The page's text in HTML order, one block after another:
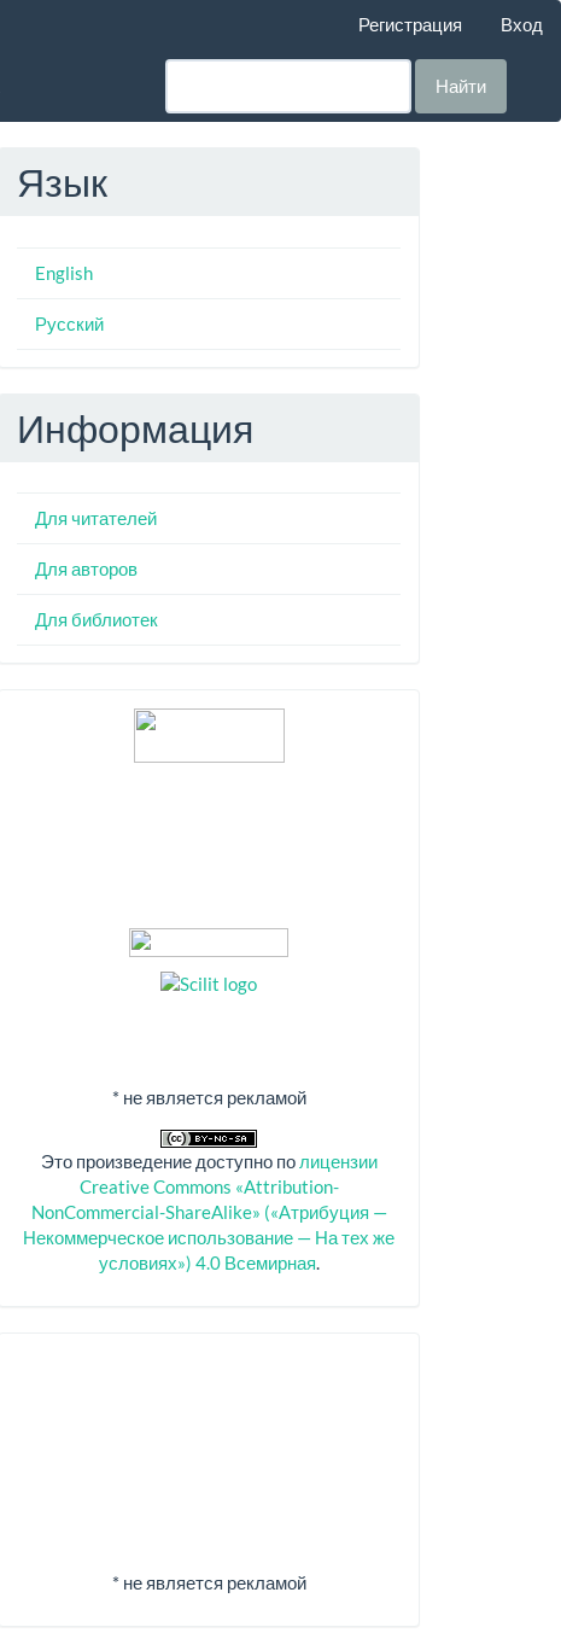
Регистрация Вход
Найти
Язык
English
Русский
Информация
Для читателей
Для авторов
Для библиотек
Индексация
* не является рекламой
Это произведение доступно по лицензии
Creative Commons «Attribution-
NonCommercial-ShareAlike» («Атрибуция —
Некоммерческое использование — На тех же
условиях») 4.0 Всемирная.
* не является рекламой